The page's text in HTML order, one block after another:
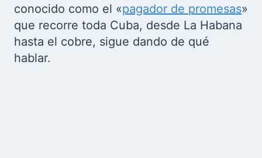
conocido como el «pagador de promesas»
que recorre toda Cuba, desde La Habana
hasta el cobre, sigue dando de qué
hablar.